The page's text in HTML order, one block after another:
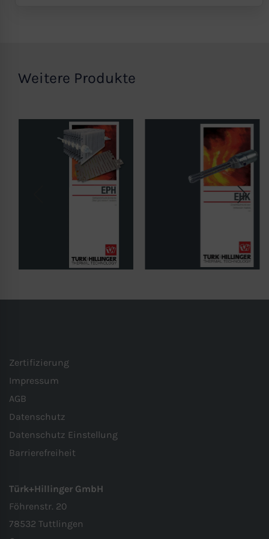
Weitere Produkte
Zertifizierung
Impressum
AGB
Datenschutz
Datenschutz Einstellung
Barrierefreiheit
Türk+Hillinger GmbH
Föhrenstr. 20
78532 Tuttlingen
ein, dass Ihre Daten in den USA durch
als ein Land mit einem nach EU-
Standards unzureichenden
Datenschutzniveau eingestuft.
Es besteht insbesondere das Risiko, dass
möglicherweise ohne Rechtsmittel,
verarbeitet werden. Wenn Sie auf “Nur
findet die oben beschriebene